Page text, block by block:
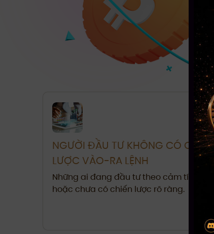
NGƯỜI ĐẦU TƯ KHÔNG CÓ CHIẾN
LƯỢC VÀO-RA LỆNH
Những ai đang đầu tư theo cảm tính, bị lỗ
hoặc chưa có chiến lược rõ ràng.